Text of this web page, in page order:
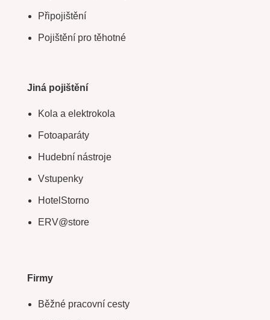
Připojištění
Pojištění pro těhotné
Jiná pojištění
Kola a elektrokola
Fotoaparáty
Hudební nástroje
Vstupenky
HotelStorno
ERV@store
Firmy
Běžné pracovní cesty